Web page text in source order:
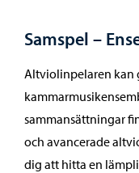
Samspel –
Altviolinpelaren kan
sammansättningar
och avancerade
dig att hitta en